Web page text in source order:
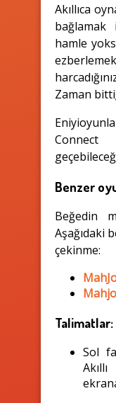
Akıllıca
bağlamak
hamle
Zaman
Connect
Benzer
Beğedin
Aşağıdaki
çekinme:
Talimatlar:
Sol